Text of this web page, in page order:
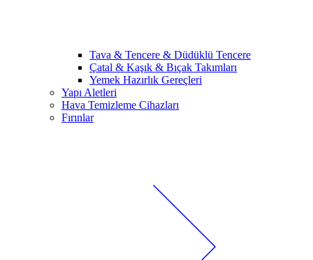
Tava & Tencere & Düdüklü Tencere
Çatal & Kaşık & Bıçak Takımları
Yemek Hazırlık Gereçleri
Yapı Aletleri
Hava Temizleme Cihazları
Fırınlar